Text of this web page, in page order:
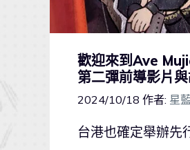
歡迎來到Ave
第二彈前導影片與
2024/10/18 作者: 星
台港也確定舉辦先